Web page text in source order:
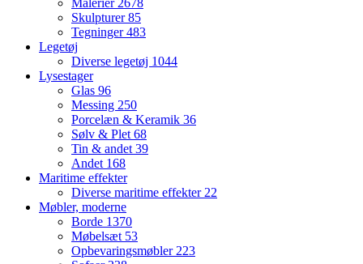
Malerier 2678
Skulpturer85
Tegninger483
Legetøj
Diverse legetøj 1044
Lysestager
Glas 96
Messing 250
Porcelæn & Keramik 36
Sølv & Plet 68
Tin & andet 39
Andet 168
Maritime effekter
Diverse maritime effekter 22
Møbler, moderne
Borde 1370
Møbelsæt 53
Opbevaringsmøbler 223